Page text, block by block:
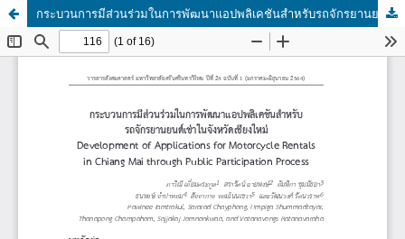
กระบวนการมีส่วนร่วมในการพัฒนาแอปพลิเคชันสําหรับรถจักรยานยนต์เช่าในจังหวัดเชียงใหม่